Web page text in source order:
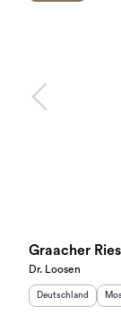
Graacher
Dr. Loosen
Herkunftsland
Deutschland